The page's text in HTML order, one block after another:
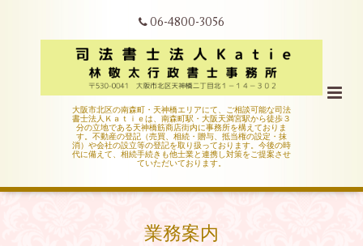
06-4800-3056
大阪市北区の南森町・天神橋エリアにて、ご相談可能な司法
書士法人Ｋａｔｉｅは、南森町駅・大阪天満宮駅から徒歩３
分の立地である天神橋筋商店街内に事務所を構えておりま
す。不動産の登記（売買、相続・贈与、抵当権の設定・抹
消）や会社の設立等の登記を取り扱っております。今後の時
代に備えて、相続手続きも他士業と連携し対策をご提案させ
ていただいております。
業務案内